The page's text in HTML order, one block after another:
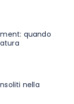
quando
nella